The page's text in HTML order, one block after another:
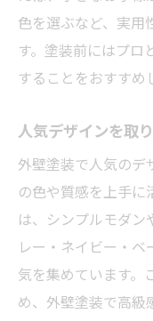
色を選ぶなど、実用
す。塗装前にはプロ
することをおすすめ
人気デザインを取
外壁塗装で人気のデ
の色や質感を上手に
は、シンプルモダン
レー・ネイビー・
気を集めています。
め、外壁塗装で高級